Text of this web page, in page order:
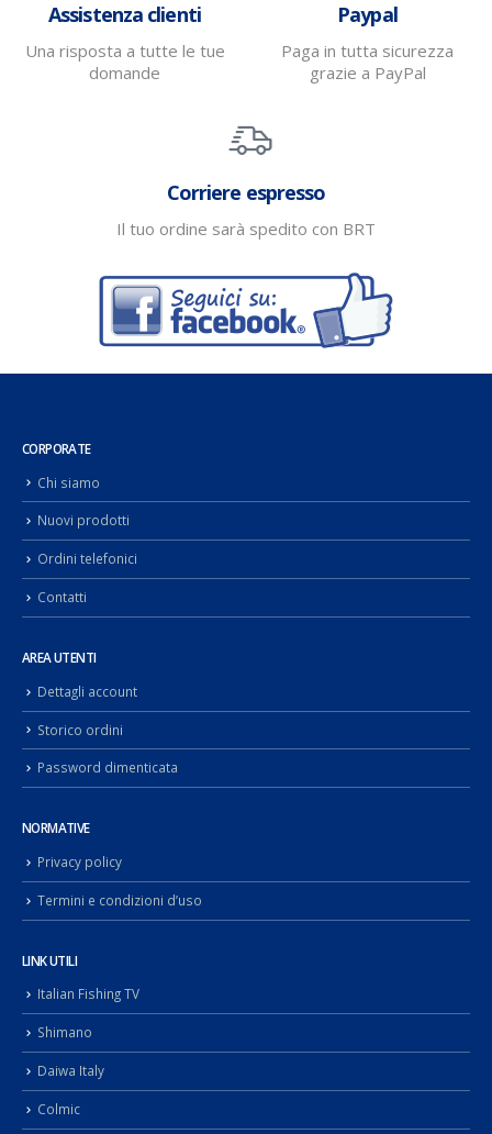
Assistenza clienti
Una risposta a tutte le tue
domande
Paypal
Paga in tutta sicurezza
grazie a PayPal
Corriere espresso
Il tuo ordine sarà spedito con BRT
CORPORATE
Chi siamo
Nuovi prodotti
Ordini telefonici
Contatti
AREA UTENTI
Dettagli account
Storico ordini
Password dimenticata
NORMATIVE
Privacy policy
Termini e condizioni d’uso
LINK UTILI
Italian Fishing TV
Shimano
Daiwa Italy
Colmic